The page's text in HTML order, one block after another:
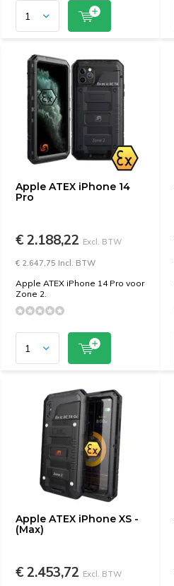
Apple ATEX iPhone 14
Pro
€ 2.188,22 Excl. BTW
€ 2.647,75 Incl. BTW
Apple ATEX iPhone 14 Pro voor
Zone 2.
Apple ATEX iPhone XS -
(Max)
€ 2.453,72 Excl. BTW